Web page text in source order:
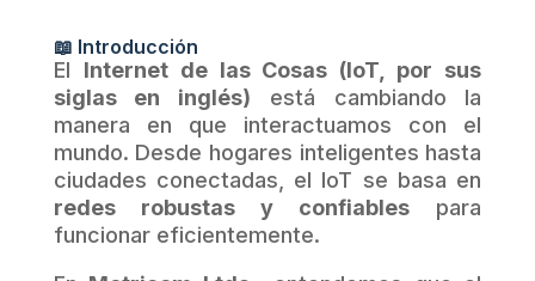
📖 Introducción
El Internet de las Cosas (IoT, por sus
siglas en inglés) está cambiando la
manera en que interactuamos con el
mundo. Desde hogares inteligentes hasta
ciudades conectadas, el IoT se basa en
redes robustas y confiables para
funcionar eficientemente.